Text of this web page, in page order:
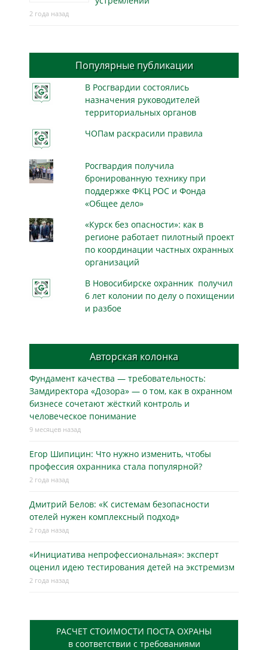
2 года назад
Популярные публикации
В Росгвардии состоялись
назначения руководителей
территориальных органов
ЧОПам раскрасили правила
Росгвардия получила
бронированную технику при
поддержке ФКЦ РОС и Фонда
«Общее дело»
«Курск без опасности»: как в
регионе работает пилотный проект
по координации частных охранных
организаций
В Новосибирске охранник получил
6 лет колонии по делу о похищении
и разбое
Авторская колонка
Фундамент качества — требовательность:
Замдиректора «Дозора» — о том, как в охранном
бизнесe сочетают жёсткий контроль и
человеческое понимание
9 месяцев назад
Егор Шипицин: Что нужно изменить, чтобы
профессия охранника стала популярной?
2 года назад
Дмитрий Белов: «К системам безопасности
отелей нужен комплексный подход»
2 года назад
«Инициатива непрофессиональная»: эксперт
оценил идею тестирования детей на экстремизм
2 года назад
РАСЧЕТ СТОИМОСТИ ПОСТА ОХРАНЫ
в соответствии с требованиями